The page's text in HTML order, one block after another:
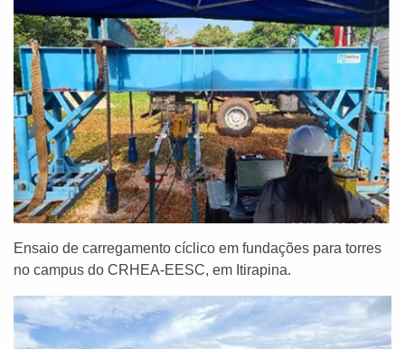
Ensaio de carregamento cíclico em fundações para torres
no campus do CRHEA-EESC, em Itirapina.